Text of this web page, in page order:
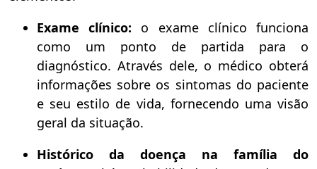
Exame clínico: o exame clínico funciona
como um ponto de partida para o
diagnóstico. Através dele, o médico obterá
informações sobre os sintomas do paciente
e seu estilo de vida, fornecendo uma visão
geral da situação.
Histórico da doença na família do